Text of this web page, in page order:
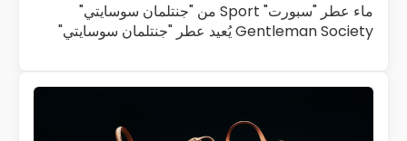
ماء عطر "سبورت" Sport من "جنتلمان سوسايتي"
Gentleman Society يُعيد عطر "جنتلمان سوسايتي"
2023 على تنمية هذا…
اقرأ المزيد